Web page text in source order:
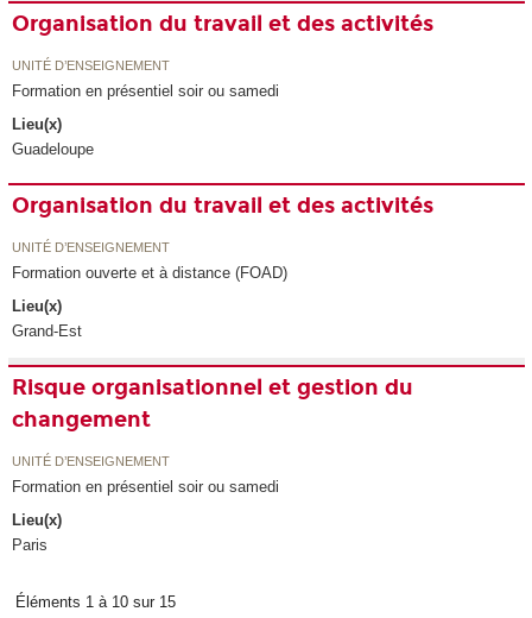
Organisation du travail et des activités
UNITÉ D’ENSEIGNEMENT
Formation en présentiel soir ou samedi
Lieu(x)
Guadeloupe
Organisation du travail et des activités
UNITÉ D’ENSEIGNEMENT
Formation ouverte et à distance (FOAD)
Lieu(x)
Grand-Est
Risque organisationnel et gestion du
changement
UNITÉ D’ENSEIGNEMENT
Formation en présentiel soir ou samedi
Lieu(x)
Paris
Éléments 1 à 10 sur 15